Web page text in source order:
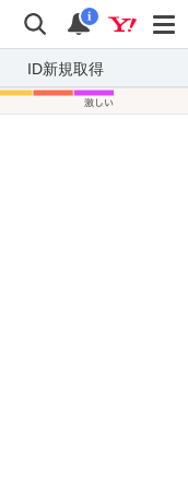
検索 通知
i
ID新規取得